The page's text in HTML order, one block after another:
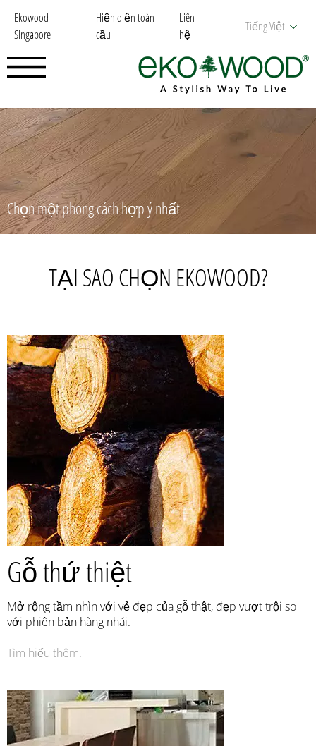
Ekowood
Singapore
Hiện diện toàn
cầu
Liên
hệ
Tiếng Việt
Chọn một phong cách hợp ý nhất
TẠI SAO CHỌN EKOWOOD?
Gỗ thứ thiệt
Mở rộng tầm nhìn với vẻ đẹp của gỗ thật, đẹp vượt trội so
với phiên bản hàng nhái.
Tìm hiểu thêm.